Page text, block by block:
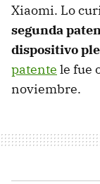
Xiaomi. Lo
segunda
dispositivo
patente le fue
noviembre.